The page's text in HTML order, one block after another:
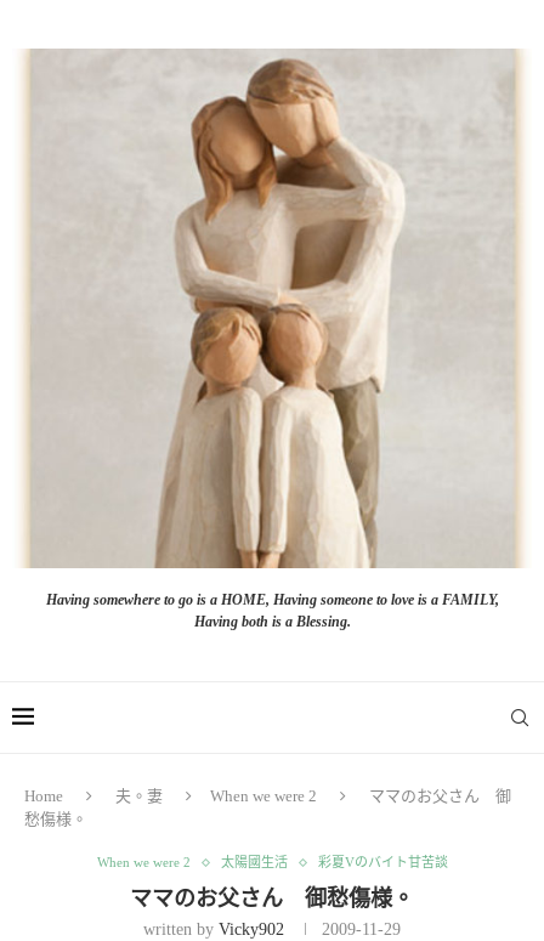
Having somewhere to go is a HOME, Having someone to love is a FAMILY,
Having both is a Blessing.
Home 夫。妻 When we were 2
ママのお父さん 御
愁傷様。
When we were 2 太陽國生活 彩夏Vのバイト甘苦談
ママのお父さん 御愁傷様。
written by Vicky902 2009-11-29